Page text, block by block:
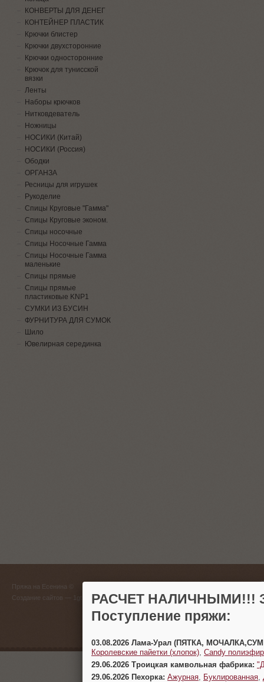
КОНВЕРТЫ ДЛЯ ДЕНЕГ
КОНТЕЙНЕР ПЛАСТИК
Крючки блистер
Крючки двухсторонние
Крючки односторонние
Крючок для тунисской
вязки
Ленты
Наборы крючков
Нитковдеватель
Ножницы
НОСИКИ (Китай)
НОСИКИ (Россия)
Ободки
ОРГАНЗА
Ресницы для игрушек
Рукоделие
Спицы Круговые "Гамма"
Спицы Круговые эконом.
Спицы носочные
Спицы Носочные Гамма
Спицы Носочные Гамма
маленькие
Спицы прямые
Спицы прямые
пластиковые KNP1
СУМКИ ИЗ БУСИН
ФУРНИТУРА ДЛЯ СУМОК
Шило
Ювелирная серединка
Пряжа на Есенина ©
Создание сайтов
(383)
г.
РАСЧЕТ НАЛИЧНЫМИ!!!
Поступление пряжи:
03.08.2026 Лама-Урал (ПЯТКА,
Королевские пайетки (хлопок) Candy
29.06.2026 Троицкая камвольная фабрика:
29.06.2026 Пехорка: Ажурная Буклированная